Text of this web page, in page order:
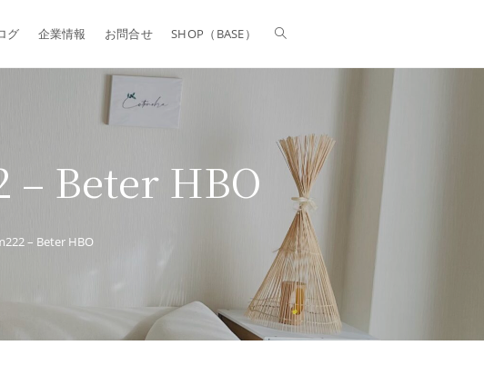
グ 企業情報 お問合せ SHOP（BASE）
Beter HBO
– Beter HBO